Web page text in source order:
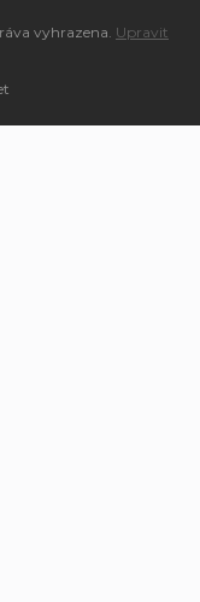
vyhrazena. Upravit